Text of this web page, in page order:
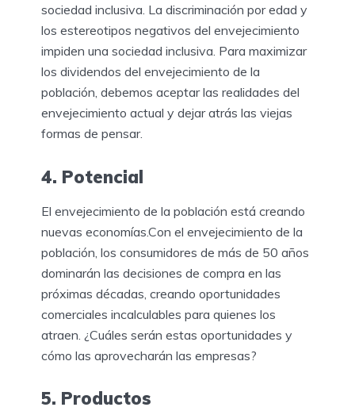
sociedad inclusiva. La discriminación por edad y
los estereotipos negativos del envejecimiento
impiden una sociedad inclusiva. Para maximizar
los dividendos del envejecimiento de la
población, debemos aceptar las realidades del
envejecimiento actual y dejar atrás las viejas
formas de pensar.
4. Potencial
El envejecimiento de la población está creando
nuevas economías.Con el envejecimiento de la
población, los consumidores de más de 50 años
dominarán las decisiones de compra en las
próximas décadas, creando oportunidades
comerciales incalculables para quienes los
atraen. ¿Cuáles serán estas oportunidades y
cómo las aprovecharán las empresas?
5. Productos